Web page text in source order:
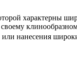
характерны
или нанесения